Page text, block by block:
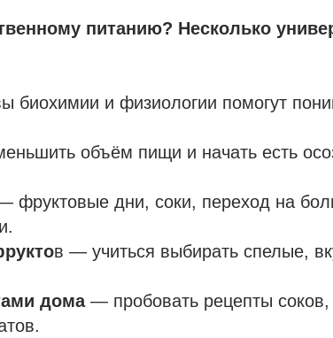
питанию? Несколько
биохимии и физиологии помогут
объём пищи и начать есть
фруктовые дни, соки, переход на
в — учиться выбирать спелые,
дома— пробовать рецепты соков,